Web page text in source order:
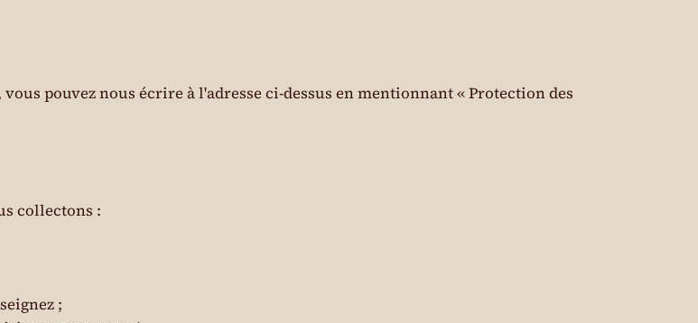
pouvez nous écrire à l'adresse ci-dessus en mentionnant « Protection des
collectons :
;